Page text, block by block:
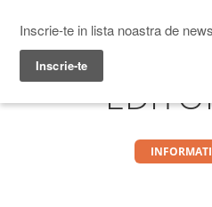
Menu
Prime